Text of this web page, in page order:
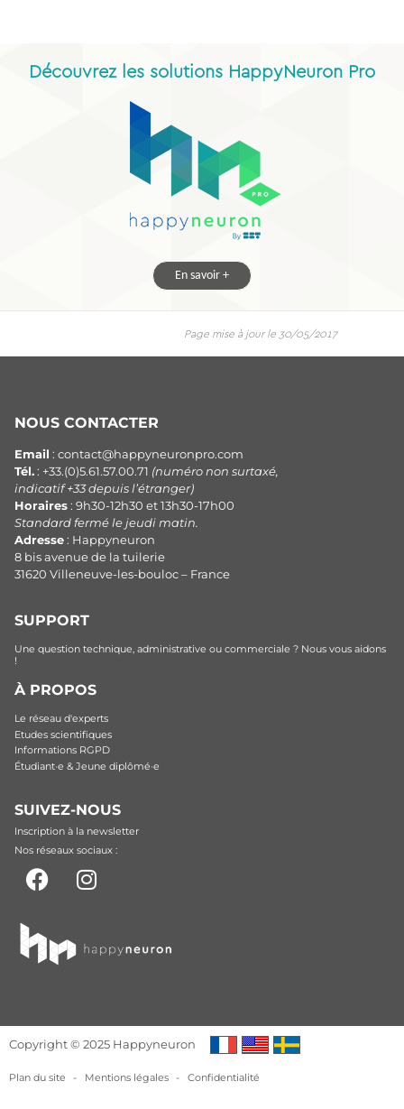
Découvrez les solutions HappyNeuron Pro
En savoir +
Page mise à jour le 30/05/2017
NOUS CONTACTER
Email : contact@happyneuronpro.com
Tél. : +33.(0)5.61.57.00.71 (numéro non surtaxé,
indicatif +33 depuis l’étranger)
Horaires : 9h30-12h30 et 13h30-17h00
Standard fermé le jeudi matin.
Adresse : Happyneuron
8 bis avenue de la tuilerie
31620 Villeneuve-les-bouloc – France
SUPPORT
Une question technique, administrative ou commerciale ? Nous vous aidons
!
À PROPOS
Le réseau d'experts
Etudes scientifiques
Informations RGPD
Étudiant·e & Jeune diplômé·e
SUIVEZ-NOUS
Inscription à la newsletter
Nos réseaux sociaux :
Copyright © 2025 Happyneuron
Plan du site - Mentions légales - Confidentialité